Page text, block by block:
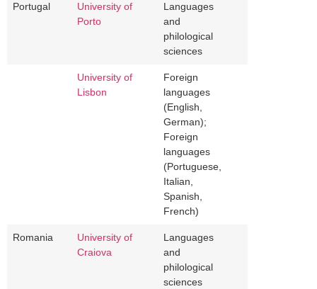
Portugal
University of
Porto
Languages
and
philological
sciences
University of
Lisbon
Foreign
languages
(English,
German);
Foreign
languages
(Portuguese,
Italian,
Spanish,
French)
Romania
University of
Craiova
Languages
and
philological
sciences